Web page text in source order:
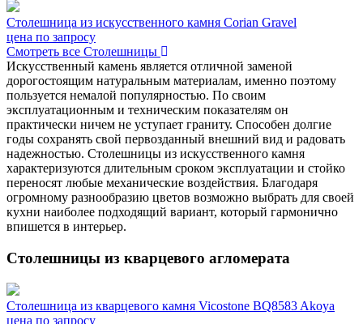
Столешница из искусственного камня Corian Gravel
цена по запросу
Смотреть все Столешницы
Искусственный камень является отличной заменой
дорогостоящим натуральным материалам, именно поэтому
пользуется немалой популярностью. По своим
эксплуатационным и техническим показателям он
практически ничем не уступает граниту. Способен долгие
годы сохранять свой первозданный внешний вид и радовать
надежностью. Столешницы из искусственного камня
характеризуются длительным сроком эксплуатации и стойко
переносят любые механические воздействия. Благодаря
огромному разнообразию цветов возможно выбрать для своей
кухни наиболее подходящий вариант, который гармонично
впишется в интерьер.
Столешницы из кварцевого агломерата
Столешница из кварцевого камня Vicostone BQ8583 Akoya
цена по запросу